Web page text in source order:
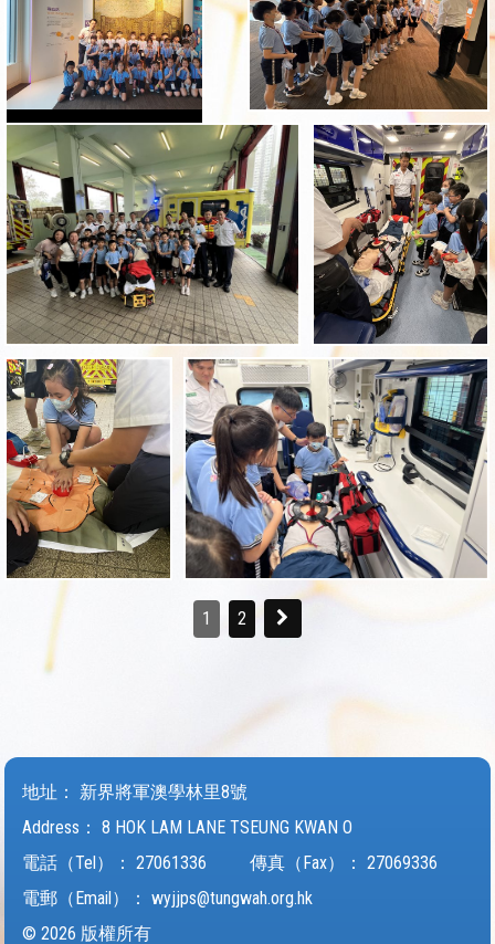
1 2
地址：
新界將軍澳學林里8號
Address：
8 HOK LAM LANE TSEUNG KWAN O
電話（Tel）：
27061336 傳真（Fax）： 27069336
電郵（Email）：
wyjjps@tungwah.org.hk
© 2026 版權所有